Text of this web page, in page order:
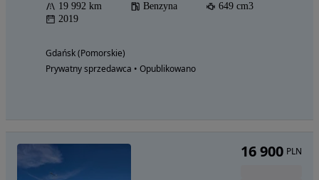
19 992 km Benzyna
649 cm3
2019
Gdańsk (Pomorskie)
Prywatny sprzedawca • Opublikowano
16 900 PLN